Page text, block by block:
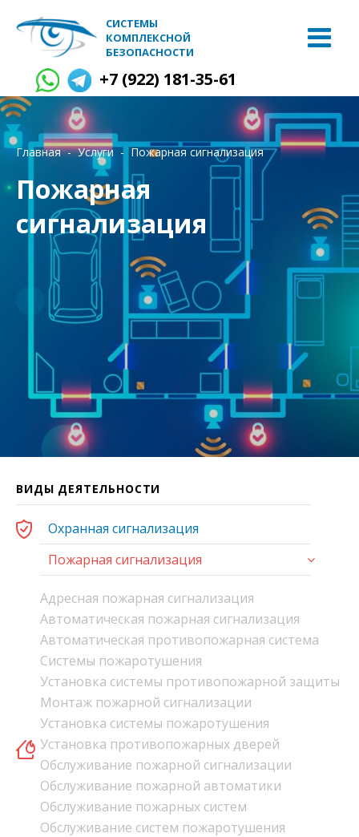
СИСТЕМЫ
КОМПЛЕКСНОЙ
БЕЗОПАСНОСТИ
+7 (922) 181-35-61
Главная Услуги Пожарная сигнализация
Пожарная
сигнализация
ВИДЫ ДЕЯТЕЛЬНОСТИ
Охранная сигнализация
Пожарная сигнализация
Адресная пожарная сигнализация
Автоматическая пожарная сигнализация
Автоматическая противопожарная система
Системы пожаротушения
Установка системы противопожарной защиты
Монтаж пожарной сигнализации
Установка системы пожаротушения
Установка противопожарных дверей
Обслуживание пожарной сигнализации
Обслуживание пожарной автоматики
Обслуживание пожарных систем
Обслуживание систем пожаротушения